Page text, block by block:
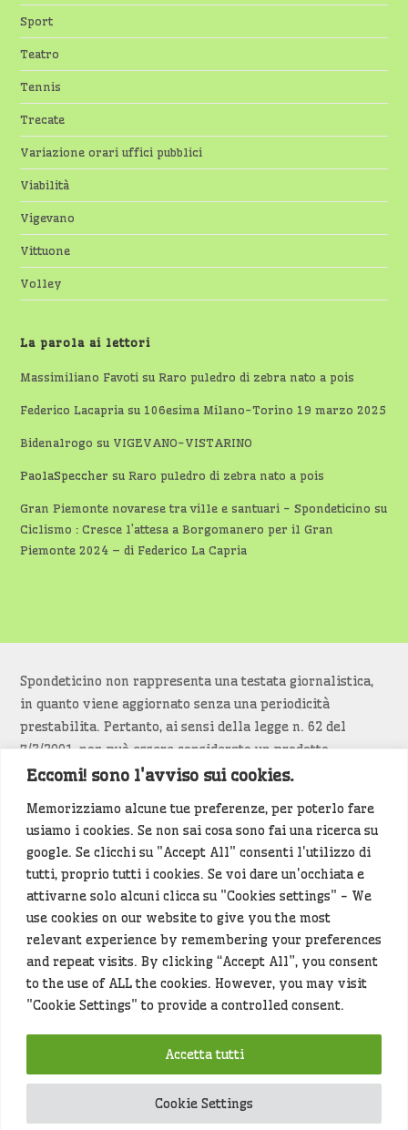
Eccomi! sono l'avviso sui cookies.
Memorizziamo alcune tue preferenze, per poterlo fare
usiamo i cookies. Se non sai cosa sono fai una ricerca su
google. Se clicchi su "Accept All" consenti l'utilizzo di
tutti, proprio tutti i cookies. Se voi dare un'occhiata e
attivarne solo alcuni clicca su "Cookies settings" - We
use cookies on our website to give you the most
relevant experience by remembering your preferences
and repeat visits. By clicking “Accept All”, you consent
to the use of ALL the cookies. However, you may visit
"Cookie Settings" to provide a controlled consent.
Cookie Settings
Accetta tutti
Sport
Teatro
Tennis
Trecate
Variazione orari uffici pubblici
Viabilità
Vigevano
Vittuone
Volley
La parola ai lettori
Massimiliano Favoti suRaro puledro di zebra nato a pois
Federico Lacapria su 106esima Milano-Torino 19 marzo 2025
Bidenalrogo su VIGEVANO-VISTARINO
PaolaSpeccher suRaro puledro di zebra nato a pois
Gran Piemonte novarese tra ville e santuari - Spondeticino su
Ciclismo : Cresce l’attesa a Borgomanero per il Gran
Piemonte 2024 – di Federico La Capria
Spondeticino non rappresenta una testata giornalistica,
in quanto viene aggiornato senza una periodicità
prestabilita. Pertanto, ai sensi della legge n. 62 del
7/3/2001, non può essere considerato un prodotto
editoriale.
Siamo attenti a non violare copyright e diritti
d’immagine. Se un contenuto è di tua proprietà e vuoi
richiederne la rimozionediccelo(<- clicca per inviarci un
messaggio).
Alcuni articoli sono generati in bozza rielaborando, con
l'intelligenza artificiale generativa, contenuti
provenienti da fonti istituzionali e altri siti di interesse
locale. Prima della pubblicazioni l'articolo viene
controllato dalla redazione.
Hey che fine fanno i miei dati (privacy policy)